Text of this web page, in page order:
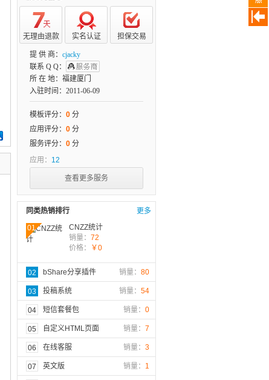
无理由退款 实名认证 担保交易
提 供 商： cjacky
联系 Q Q：
所 在 地：福建厦门
入驻时间：2011-06-09
模板评分： 0 分
应用评分： 0 分
服务评分： 0 分
应用： 12
查看更多服务
同类热销排行
更多
01
CNZZ统计
销量： 72
价格：
￥0
02 bShare分享插件 销量： 80
03 投稿系统 销量： 54
04 短信套餐包 销量： 0
05 自定义HTML页面 销量： 7
06 在线客服 销量： 3
07 英文版 销量： 1